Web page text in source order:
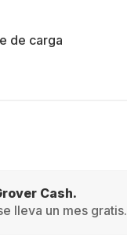
de carga
Cash.
lleva un mes gratis.